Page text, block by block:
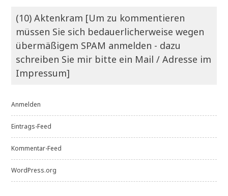
(10) Aktenkram [Um zu kommentieren
müssen Sie sich bedauerlicherweise wegen
übermäßigem SPAM anmelden - dazu
schreiben Sie mir bitte ein Mail / Adresse im
Impressum]
Anmelden
Eintrags-Feed
Kommentar-Feed
WordPress.org